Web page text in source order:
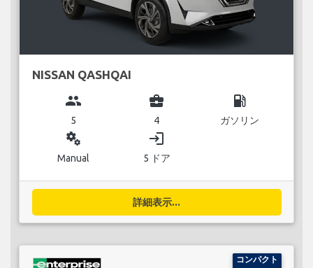
NISSAN QASHQAI
group
5
business_center
4
local_gas_station
ガソリン
miscellaneous_services
Manual
login
5 ドア
詳細表示...
コンパクト